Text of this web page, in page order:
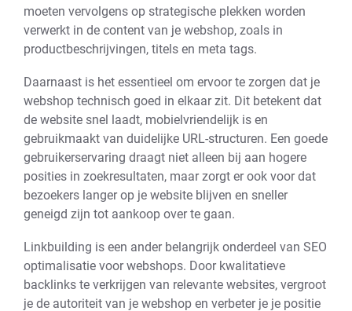
moeten vervolgens op strategische plekken worden
verwerkt in de content van je webshop, zoals in
productbeschrijvingen, titels en meta tags.
Daarnaast is het essentieel om ervoor te zorgen dat je
webshop technisch goed in elkaar zit. Dit betekent dat
de website snel laadt, mobielvriendelijk is en
gebruikmaakt van duidelijke URL-structuren. Een goede
gebruikerservaring draagt niet alleen bij aan hogere
posities in zoekresultaten, maar zorgt er ook voor dat
bezoekers langer op je website blijven en sneller
geneigd zijn tot aankoop over te gaan.
Linkbuilding is een ander belangrijk onderdeel van SEO
optimalisatie voor webshops. Door kwalitatieve
backlinks te verkrijgen van relevante websites, vergroot
je de autoriteit van je webshop en verbeter je je positie